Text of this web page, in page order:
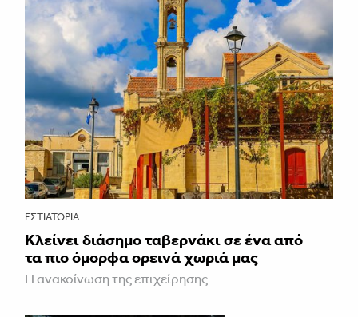
ΕΣΤΙΑΤΌΡΙΑ
Κλείνει διάσημο ταβερνάκι σε ένα από
τα πιο όμορφα ορεινά χωριά μας
Η ανακοίνωση της επιχείρησης